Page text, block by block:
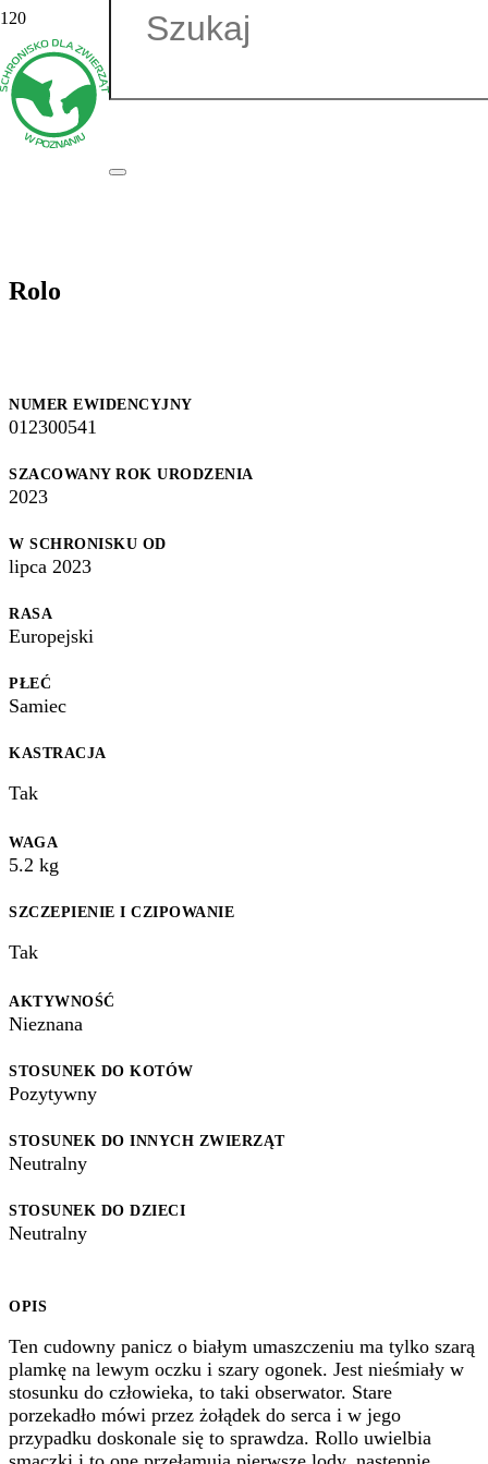
Rolo
NUMER EWIDENCYJNY
012300541
SZACOWANY ROK URODZENIA
2023
W SCHRONISKU OD
lipca 2023
RASA
Europejski
PŁEĆ
Samiec
KASTRACJA
Tak
WAGA
5.2 kg
SZCZEPIENIE I CZIPOWANIE
Tak
AKTYWNOŚĆ
Nieznana
STOSUNEK DO KOTÓW
Pozytywny
STOSUNEK DO INNYCH ZWIERZĄT
Neutralny
STOSUNEK DO DZIECI
Neutralny
OPIS
Ten cudowny panicz o białym umaszczeniu ma tylko szarą
plamkę na lewym oczku i szary ogonek. Jest nieśmiały w
stosunku do człowieka, to taki obserwator. Stare
porzekadło mówi przez żołądek do serca i w jego
przypadku doskonale się to sprawdza. Rollo uwielbia